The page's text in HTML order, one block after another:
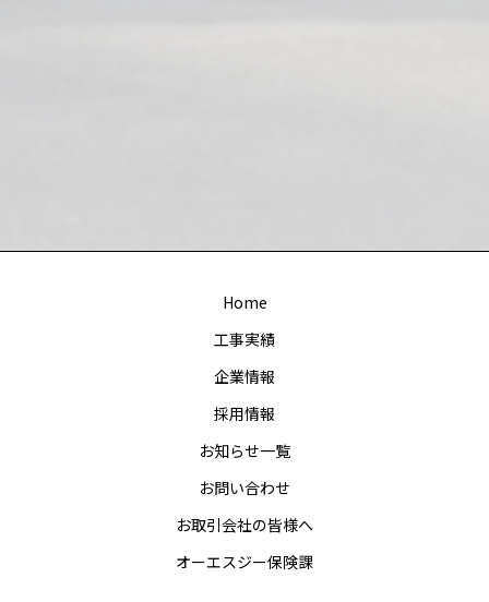
Home
工事実績
企業情報
採用情報
お知らせ一覧
お問い合わせ
お取引会社の皆様へ
オーエスジー保険課